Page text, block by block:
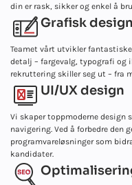
din er rask, sikker og enkel å
Grafisk design
Teamet vårt utvikler
detalj – fargevalg, typografi og
rekruttering skiller seg ut – fra
UI/UX design
Vi skaper toppmoderne
navigering. Ved å forbedre den
programvareløsninger som
kandidater.